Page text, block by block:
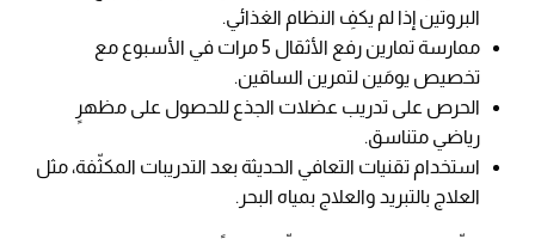
البروتين إذا لم يكفِ النظام الغذائي.
ممارسة تمارين رفع الأثقال 5 مرات في الأسبوع مع
تخصيص يومَين لتمرين الساقين.
الحرص على تدريب عضلات الجذع للحصول على مظهرٍ
رياضي متناسق.
استخدام تقنيات التعافي الحديثة بعد التدريبات المكثّفة، مثل
العلاج بالتبريد والعلاج بمياه البحر.